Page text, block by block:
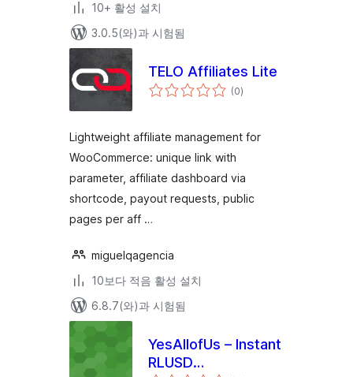
10+ 활성 설치
3.0.5(와)과 시험됨
TELO Affiliates Lite
(0전
체)
Lightweight affiliate management for
WooCommerce: unique link with
parameter, affiliate dashboard via
shortcode, payout requests, public
pages per aff …
miguelqagencia
10보다 적음 활성 설치
6.8.7(와)과 시험됨
YesAllofUs – Instant
RLUSD